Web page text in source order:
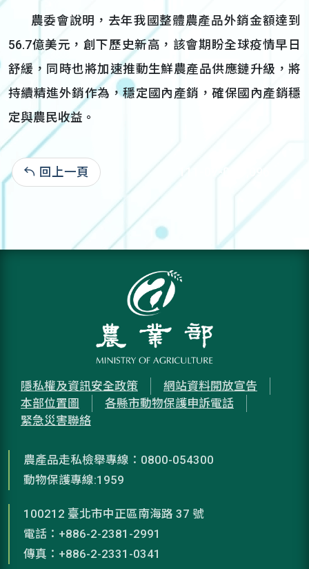
農委會說明，去年我國整體農產品外銷金額達到
56.7億美元，創下歷史新高，該會期盼全球疫情早日
舒緩，同時也將加速推動生鮮農產品供應鏈升級，將
持續精進外銷作為，穩定國內產銷，確保國內產銷穩
定與農民收益。
回上一頁 111-07-06:1,096
隱私權及資訊安全政策
網站資料開放宣告
本部位置圖
各縣市動物保護申訴電話
緊急災害聯絡
農產品走私檢舉專線：0800-054300
動物保護專線:1959
100212 臺北市中正區南海路 37 號
電話：+886-2-2381-2991
傳真：+886-2-2331-0341